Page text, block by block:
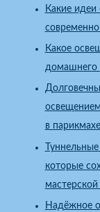
Какие
Какое
домашнего
в
которые
Надёжное